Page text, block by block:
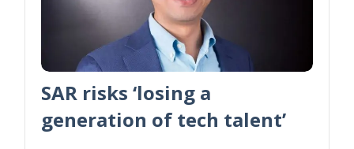
SAR risks ‘losing a
generation of tech talent’